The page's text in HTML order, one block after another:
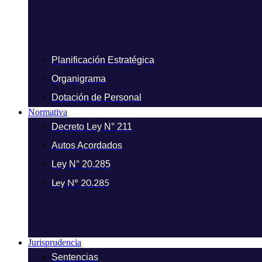
Planificación Estratégica
Organigrama
Dotación de Personal
Normativa
Decreto Ley N° 211
Autos Acordados
Ley N° 20.285
Ley N° 20.285
Jurisprudencia
Sentencias